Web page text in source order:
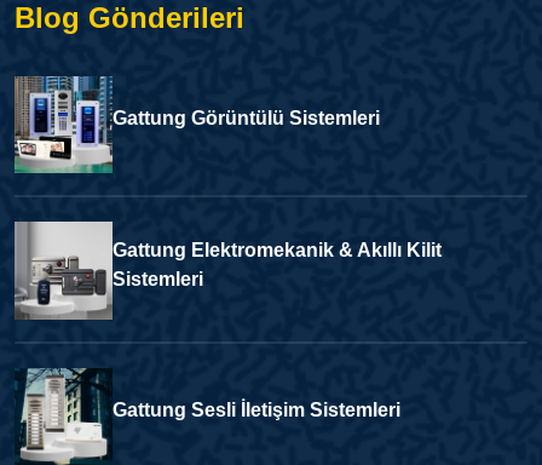
Blog Gönderileri
Gattung Görüntülü Sistemleri
Gattung Elektromekanik & Akıllı Kilit
Sistemleri
Gattung Sesli İletişim Sistemleri